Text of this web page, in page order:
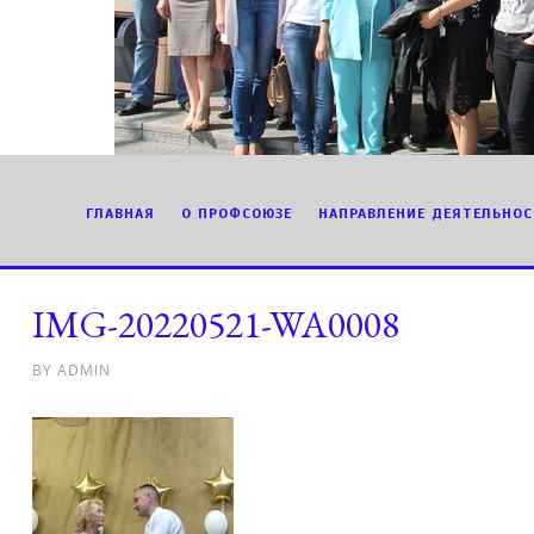
ГЛАВНАЯ О ПРОФСОЮЗЕ НАПРАВЛЕНИЕ
IMG-20220521-WA0008
BY ADMIN